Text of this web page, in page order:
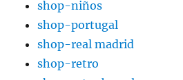
shop-niños
shop-portugal
shop-real madrid
shop-retro